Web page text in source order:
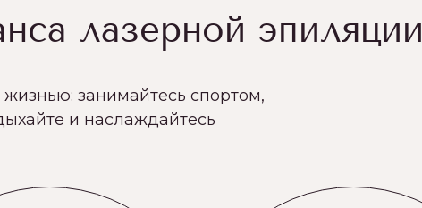
лазерной эпиляции
занимайтесь спортом,
и наслаждайтесь